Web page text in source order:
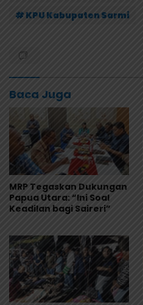
# KPU Kabupaten Sarmi
Baca Juga
MRP Tegaskan Dukungan
Papua Utara: “Ini Soal
Keadilan bagi Saireri”